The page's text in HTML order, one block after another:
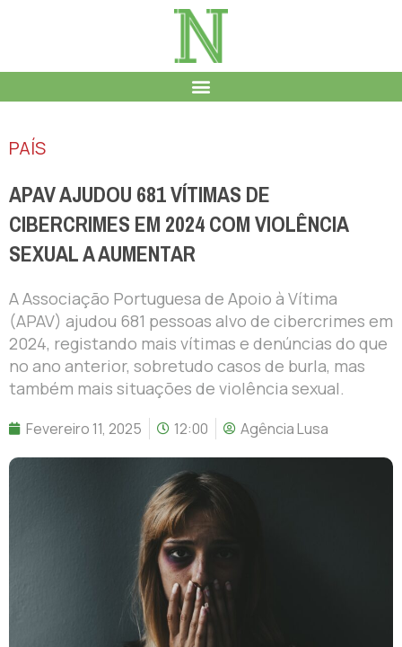
PAÍS
APAV AJUDOU 681 VÍTIMAS DE
CIBERCRIMES EM 2024 COM VIOLÊNCIA
SEXUAL A AUMENTAR
A Associação Portuguesa de Apoio à Vítima
(APAV) ajudou 681 pessoas alvo de cibercrimes em
2024, registando mais vítimas e denúncias do que
no ano anterior, sobretudo casos de burla, mas
também mais situações de violência sexual.
Fevereiro 11, 2025 12:00 Agência Lusa